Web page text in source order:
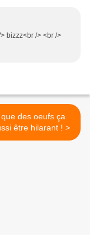
bizzz<br /> <br />
des oeufs ça
peut aussi être hilarant ! >